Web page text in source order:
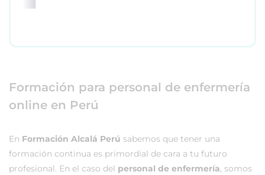
Formación para personal de enfermería
online en Perú
En Formación Alcalá Perú sabemos que tener una
formación continua es primordial de cara a tu futuro
profesional. En el caso del personal de enfermería, somos